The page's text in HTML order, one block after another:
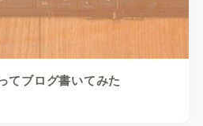
ブログ書いてみた